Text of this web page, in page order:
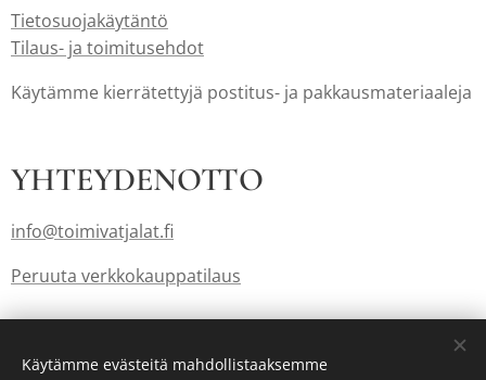
Tietosuojakäytäntö
Tilaus- ja toimitusehdot
Käytämme kierrätettyjä postitus- ja pakkausmateriaaleja
YHTEYDENOTTO
info@toimivatjalat.fi
Peruuta verkkokauppatilaus
Käytämme evästeitä mahdollistaaksemme